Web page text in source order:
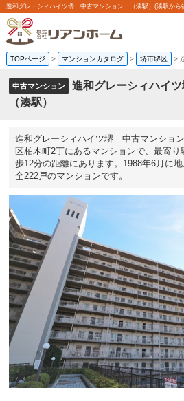
TOPページ > マンションカタログ > 堺市堺区 >
中古マンション
進和グレーシィハイ
（湊駅）
進和グレーシィハイツ堺 中古マンショ
区柏木町2丁にあるマンションで、最寄
歩12分の距離にあります。1988年6月に
全222戸のマンションです。